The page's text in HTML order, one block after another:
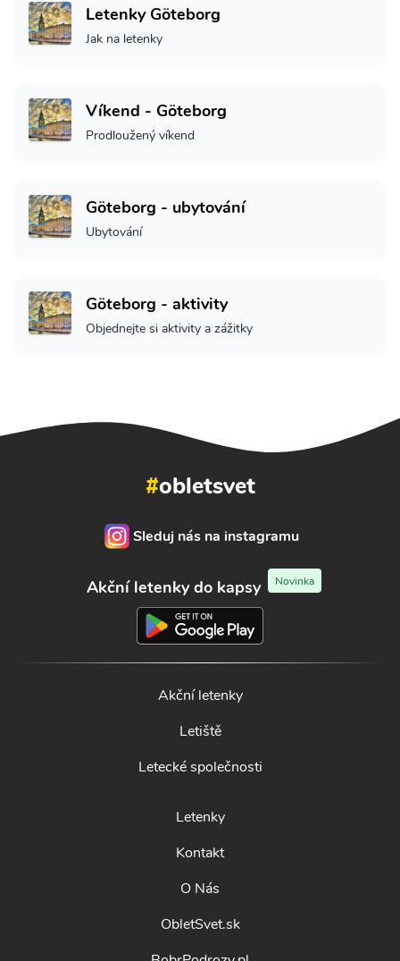
Letenky Göteborg
Jak na letenky
Víkend - Göteborg
Prodloužený víkend
Göteborg - ubytování
Ubytování
Göteborg - aktivity
Objednejte si aktivity a zážitky
#obletsvet
Sleduj nás na instagramu
Akční letenky do kapsy Novinka
Akční letenky
Letiště
Letecké společnosti
Letenky
Kontakt
O Nás
ObletSvet.sk